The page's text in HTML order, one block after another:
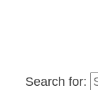
Search for: